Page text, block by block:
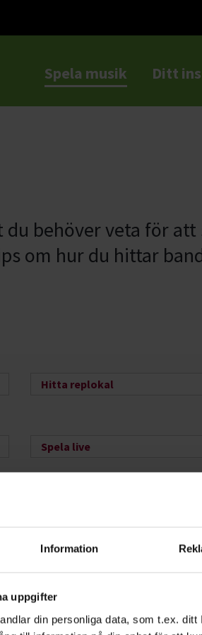
Information
uppgifter
din personliga data, som t.ex.
Spela musik Ditt
behöver veta för
om hur du hittar
Hitta replokal
Spela live
för dig
oberoende studieförbund